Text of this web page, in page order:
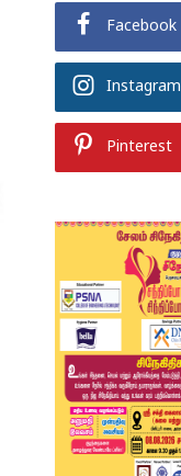
Facebook
Instagram
Pinterest